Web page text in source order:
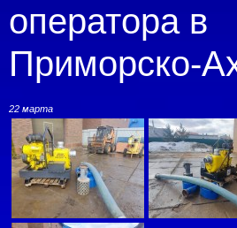
оператора в
Приморско-
22 марта